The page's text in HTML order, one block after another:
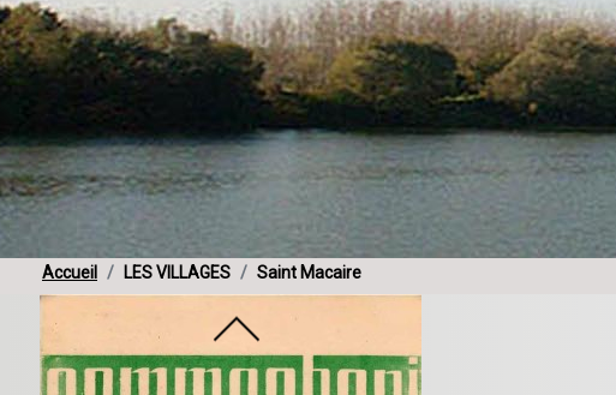
Accueil LES VILLAGES Saint Macaire